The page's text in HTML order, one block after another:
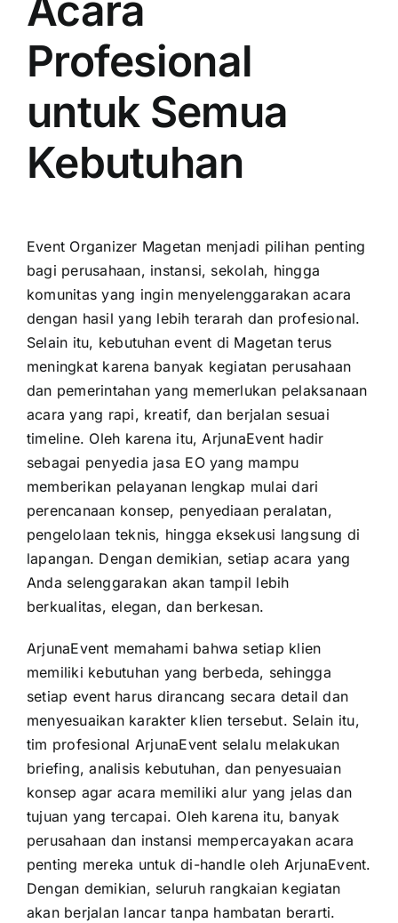
Acara
Profesional
untuk Semua
Kebutuhan
Event Organizer Magetan menjadi pilihan penting
bagi perusahaan, instansi, sekolah, hingga
komunitas yang ingin menyelenggarakan acara
dengan hasil yang lebih terarah dan profesional.
Selain itu, kebutuhan event di Magetan terus
meningkat karena banyak kegiatan perusahaan
dan pemerintahan yang memerlukan pelaksanaan
acara yang rapi, kreatif, dan berjalan sesuai
timeline. Oleh karena itu, ArjunaEvent hadir
sebagai penyedia jasa EO yang mampu
memberikan pelayanan lengkap mulai dari
perencanaan konsep, penyediaan peralatan,
pengelolaan teknis, hingga eksekusi langsung di
lapangan. Dengan demikian, setiap acara yang
Anda selenggarakan akan tampil lebih
berkualitas, elegan, dan berkesan.
ArjunaEvent memahami bahwa setiap klien
memiliki kebutuhan yang berbeda, sehingga
setiap event harus dirancang secara detail dan
menyesuaikan karakter klien tersebut. Selain itu,
tim profesional ArjunaEvent selalu melakukan
briefing, analisis kebutuhan, dan penyesuaian
konsep agar acara memiliki alur yang jelas dan
tujuan yang tercapai. Oleh karena itu, banyak
perusahaan dan instansi mempercayakan acara
penting mereka untuk di-handle oleh ArjunaEvent.
Dengan demikian, seluruh rangkaian kegiatan
akan berjalan lancar tanpa hambatan berarti.